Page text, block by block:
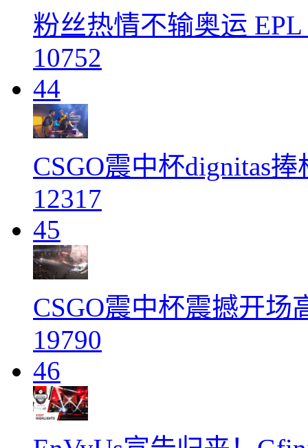
粉丝热情不输奥运
10752
44
CSGO震中杯dignitas
12317
45
CSGO震中杯震撼开场
19790
46